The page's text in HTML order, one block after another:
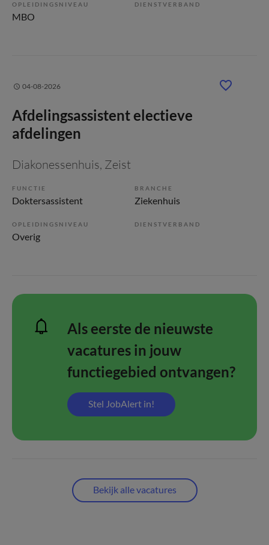
OPLEIDINGSNIVEAU
MBO
DIENSTVERBAND
04-08-2026
Afdelingsassistent electieve
afdelingen
Diakonessenhuis, Zeist
FUNCTIE
Doktersassistent
BRANCHE
Ziekenhuis
OPLEIDINGSNIVEAU
Overig
DIENSTVERBAND
Als eerste de nieuwste
vacatures in jouw
functiegebied ontvangen?
Stel JobAlert in!
Bekijk alle vacatures